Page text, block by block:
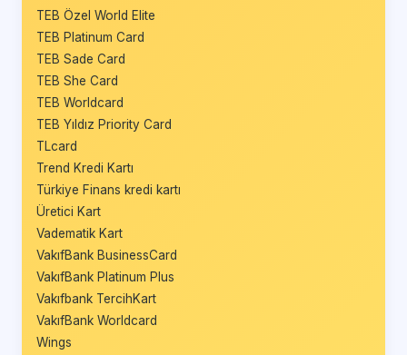
TEB Özel World Elite
TEB Platinum Card
TEB Sade Card
TEB She Card
TEB Worldcard
TEB Yıldız Priority Card
TLcard
Trend Kredi Kartı
Türkiye Finans kredi kartı
Üretici Kart
Vadematik Kart
VakıfBank BusinessCard
VakıfBank Platinum Plus
Vakıfbank TercihKart
VakıfBank Worldcard
Wings